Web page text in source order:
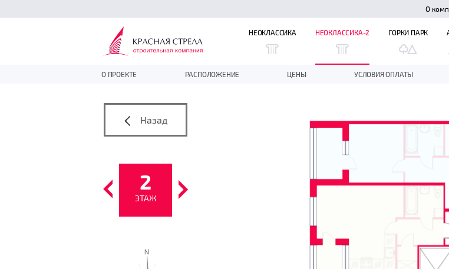
О
НЕОКЛАССИКА НЕОКЛАССИКА-2
О ПРОЕКТЕ РАСПОЛОЖЕНИЕ ЦЕНЫ УСЛОВИЯ ОПЛАТЫ
ГОРКИ ПАРК
Назад
2
ЭТАЖ